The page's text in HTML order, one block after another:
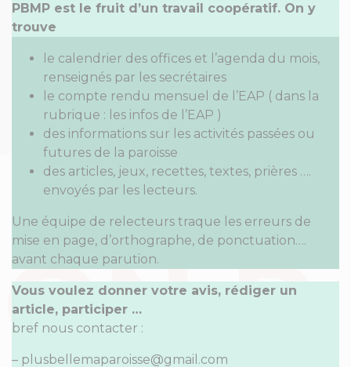
PBMP est le fruit d’un travail coopératif. On y
trouve
le calendrier des offices et l’agenda du mois,
renseignés par les secrétaires
le compte rendu mensuel de l’EAP ( dans la
rubrique : les infos de l’EAP )
des informations sur les activités passées ou
futures de la paroisse
des articles, jeux, recettes, textes, prières ….
envoyés par les lecteurs.
Une équipe de relecteurs traque les erreurs de
mise en page, d’orthographe, de ponctuation….
avant chaque parution.
Vous voulez donner votre avis, rédiger un
article, participer …
bref nous contacter :
– plusbellemaparoisse@gmail.com